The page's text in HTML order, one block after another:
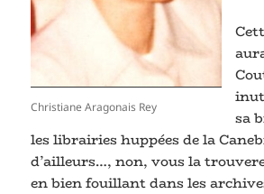
Christiane Aragonais Rey
sa
les librairies huppées de la
d’ailleurs…, non, vous la
en bien fouillant dans les